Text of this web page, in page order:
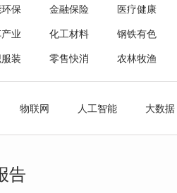
保 金融保险 医疗健康
业 化工材料 钢铁有色
装 零售快消 农林牧渔
物联网 人工智能 大数据
告